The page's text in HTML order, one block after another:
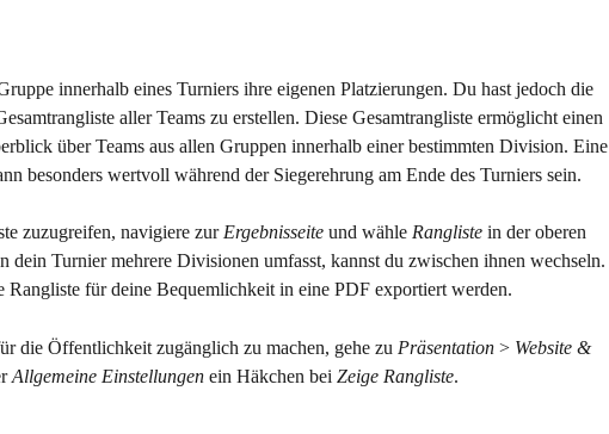
innerhalb eines Turniers ihre eigenen Platzierungen. Du hast jedoch die
aller Teams zu erstellen. Diese Gesamtrangliste ermöglicht einen
über Teams aus allen Gruppen innerhalb einer bestimmten Division. Eine
besonders wertvoll während der Siegerehrung am Ende des Turniers sein.
zuzugreifen, navigiere zur Ergebnisseite und wähle Rangliste in der oberen
dein Turnier mehrere Divisionen umfasst, kannst du zwischen ihnen wechseln.
Rangliste für deine Bequemlichkeit in eine PDF exportiert werden.
die Öffentlichkeit zugänglich zu machen, gehe zu Präsentation > Website &
Allgemeine Einstellungen ein Häkchen bei Zeige Rangliste.